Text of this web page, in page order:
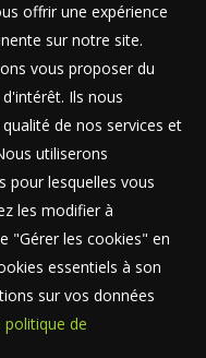
offrir une expérience
sur notre site.
vous proposer du
Ils nous
de nos services et
utiliserons
pour lesquelles vous
les modifier à
"Gérer les cookies" en
essentiels à son
sur vos données
de